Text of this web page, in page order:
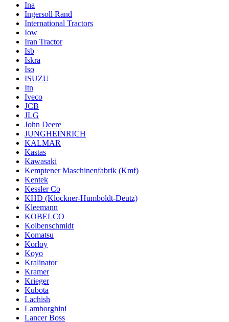
Ina
Ingersoll Rand
International Tractors
Iow
Iran Tractor
Isb
Iskra
Iso
ISUZU
Itn
Iveco
JCB
JLG
John Deere
JUNGHEINRICH
KALMAR
Kastas
Kawasaki
Kemptener Maschinenfabrik (Kmf)
Kentek
Kessler Co
KHD (Klockner-Humboldt-Deutz)
Kleemann
KOBELCO
Kolbenschmidt
Komatsu
Korloy
Koyo
Kralinator
Kramer
Krieger
Kubota
Lachish
Lamborghini
Lancer Boss